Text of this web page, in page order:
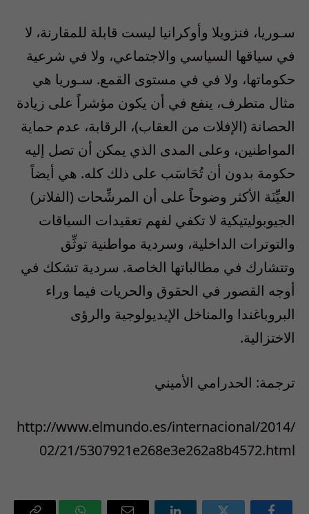
سـوريا، فنزويلا وأوكرانيا ليست قابلة للمقارنة، لا
في سياقها السياسي والاجتماعي، ولا في شرعية
حكوماتها، ولا في في مستوى القمع. سـوريا هي
مثال متطرف، ينفع في أن يكون مؤشراً على زيادة
الحصانة (الإفلات من العقاب)، الرقابة، عدم حماية
المواطنين، وعلى المدى الذي يمكن أن تصل إليه
حكومة بدون أن تُحَاسَب على ذلك كله. هي أيضاً
العيِّنَة الأكثر وضوحاً على أن المرشِّحات (الفلاتر)
الجيوبوليتيكية لا تكفي لفهم تعقيدات السياقات
والتوترات الداخلية، وسردية مواطنية توثِّق
وتتشارك في مطالباتها الخاصة. سردية تشكك في
أوجه القصور في الحقوق والحريات فيما وراء
البروباغندا والمناخل الإيديولوجية والرؤى
الاختزالية.
ترجمة: الحدرامي الأميني
http://www.elmundo.es/internacional/2014/
02/21/5307921e268e3e262a8b4572.html